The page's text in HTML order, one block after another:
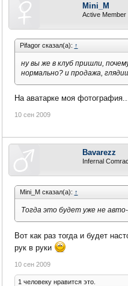
Mini_M
Active Member
Pifagor сказал(а): ↑
ну вы же в клуб пришли,
нормально? и продажа,
На аватарке моя
10 сен 2009
Bavarezz
Infernal
Mini_M сказал(а): ↑
Тогда это будет уже не авто-
Вот как раз тогда и будет
рук в руки
10 сен 2009
1 человеку нравится это.